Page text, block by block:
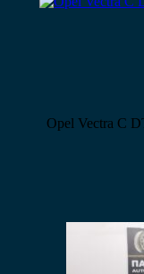
Opel Vectra C